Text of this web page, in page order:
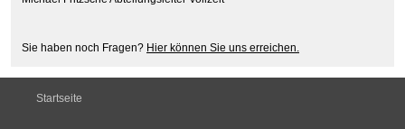
Sie haben noch Fragen? Hier können Sie uns erreichen.
Startseite